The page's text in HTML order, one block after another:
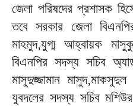
জেলা পরিষদের প্রশাসক
তবে সরকার জেলা
মাহমুদ,যুগ্ম আহ্বায়ক
বিএনপির সদস্য সচিব
মাসুদুজ্জামান
যুবদলের সদস্য সচিব